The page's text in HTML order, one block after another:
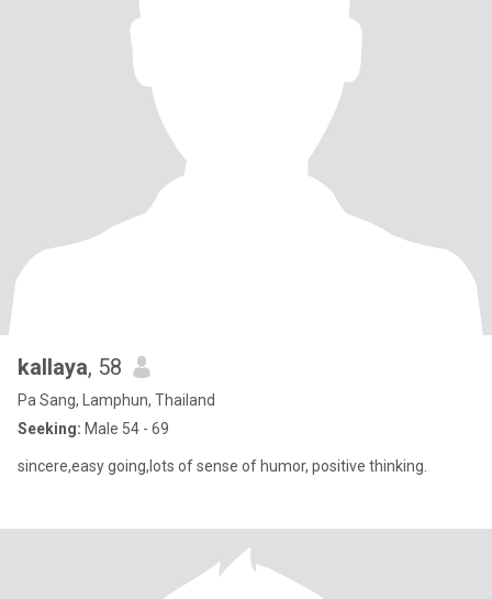
kallaya, 58
Pa Sang, Lamphun, Thailand
Seeking: Male 54 - 69
sincere,easy going,lots of sense of humor, positive thinking.